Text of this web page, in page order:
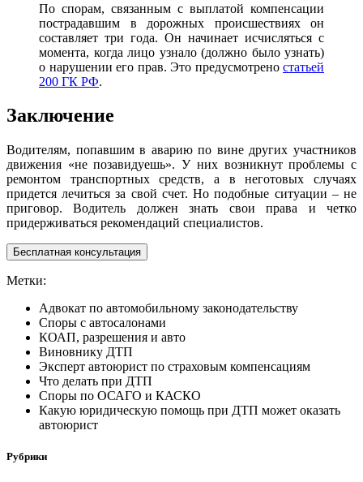
По спорам, связанным с выплатой компенсации
пострадавшим в дорожных происшествиях он
составляет три года. Он начинает исчисляться с
момента, когда лицо узнало (должно было узнать)
о нарушении его прав. Это предусмотрено статьей
200 ГК РФ.
Заключение
Водителям, попавшим в аварию по вине других участников
движения «не позавидуешь». У них возникнут проблемы с
ремонтом транспортных средств, а в неготовых случаях
придется лечиться за свой счет. Но подобные ситуации – не
приговор. Водитель должен знать свои права и четко
придерживаться рекомендаций специалистов.
Бесплатная консультация
Метки:
Адвокат по автомобильному законодательству
Споры с автосалонами
КОАП, разрешения и авто
Виновнику ДТП
Эксперт автоюрист по страховым компенсациям
Что делать при ДТП
Споры по ОСАГО и КАСКО
Какую юридическую помощь при ДТП может оказать
автоюрист
Рубрики